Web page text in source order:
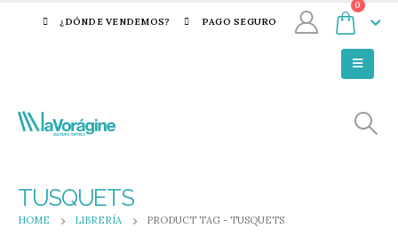
¿DÓNDE VENDEMOS? PAGO SEGURO
0
TUSQUETS
HOME LIBRERÍA PRODUCT TAG - TUSQUETS